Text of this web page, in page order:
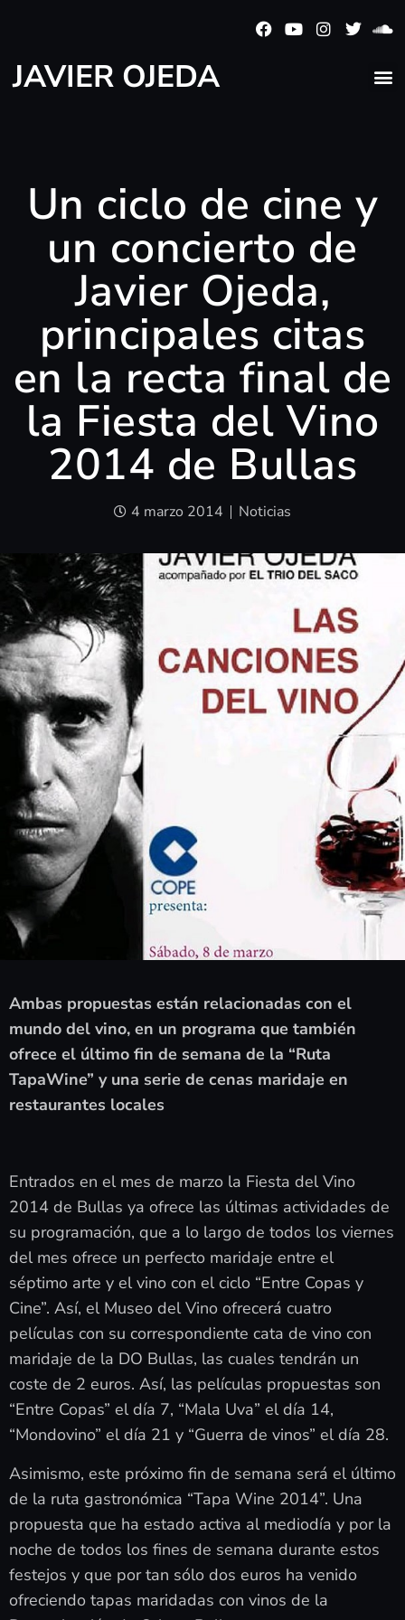
JAVIER OJEDA
Un ciclo de cine y
un concierto de
Javier Ojeda,
principales citas
en la recta final de
la Fiesta del Vino
2014 de Bullas
4 marzo 2014 Noticias
Ambas propuestas están relacionadas con el
mundo del vino, en un programa que también
ofrece el último fin de semana de la “Ruta
TapaWine” y una serie de cenas maridaje en
restaurantes locales
Entrados en el mes de marzo la Fiesta del Vino
2014 de Bullas ya ofrece las últimas actividades de
su programación, que a lo largo de todos los viernes
del mes ofrece un perfecto maridaje entre el
séptimo arte y el vino con el ciclo “Entre Copas y
Cine”. Así, el Museo del Vino ofrecerá cuatro
películas con su correspondiente cata de vino con
maridaje de la DO Bullas, las cuales tendrán un
coste de 2 euros. Así, las películas propuestas son
“Entre Copas” el día 7, “Mala Uva” el día 14,
“Mondovino” el día 21 y “Guerra de vinos” el día 28.
Asimismo, este próximo fin de semana será el último
de la ruta gastronómica “Tapa Wine 2014”. Una
propuesta que ha estado activa al mediodía y por la
noche de todos los fines de semana durante estos
festejos y que por tan sólo dos euros ha venido
ofreciendo tapas maridadas con vinos de la